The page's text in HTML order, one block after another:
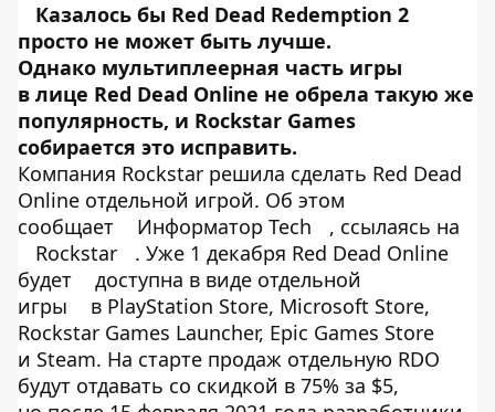
Казалось бы Red Dead Redemption 2
просто не может быть лучше.
Однако мультиплеерная часть игры
в лице Red Dead Online не обрела такую же
популярность, и Rockstar Games
собирается это исправить.
Компания Rockstar решила сделать Red Dead
Online отдельной игрой. Об этом
сообщает
Информатор Tech
, ссылаясь на
Rockstar
. Уже 1 декабря Red Dead Online
будет
доступна в виде отдельной
игры
в PlayStation Store, Microsoft Store,
Rockstar Games Launcher, Epic Games Store
и Steam. На старте продаж отдельную RDO
будут отдавать со скидкой в 75% за $5,